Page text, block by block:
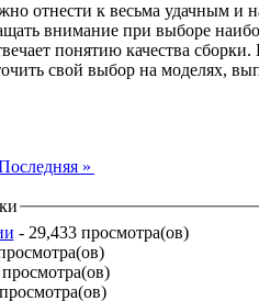
отнести к весьма удачным и
внимание при выборе
понятию качества
свой выбор на моделях,
»
- 29,433 просмотра(ов)